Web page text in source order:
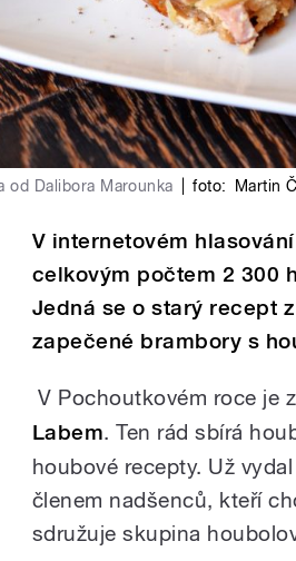
od Dalibora Marounka foto: Martin
V internetovém
celkovým počtem 2 300
Jedná se o starý recept
zapečené brambory s
V Pochoutkovém roce je
Labem. Ten rád sbírá
houbové recepty. Už
členem nadšenců, kteří
sdružuje skupina